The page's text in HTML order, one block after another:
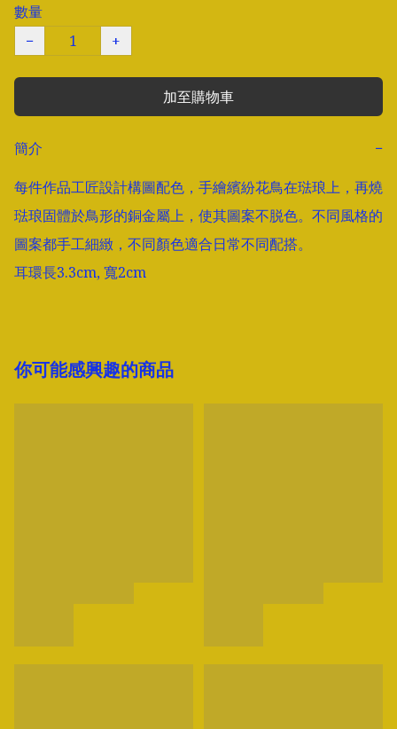
數量
−
+
加至購物車
簡介
−
每件作品工匠設計構圖配色，手繪繽紛花鳥在琺琅上，再燒
琺琅固體於鳥形的銅金屬上，使其圖案不脱色。不同風格的
圖案都手工細緻，不同顏色適合日常不同配搭。
你可能感興趣的商品